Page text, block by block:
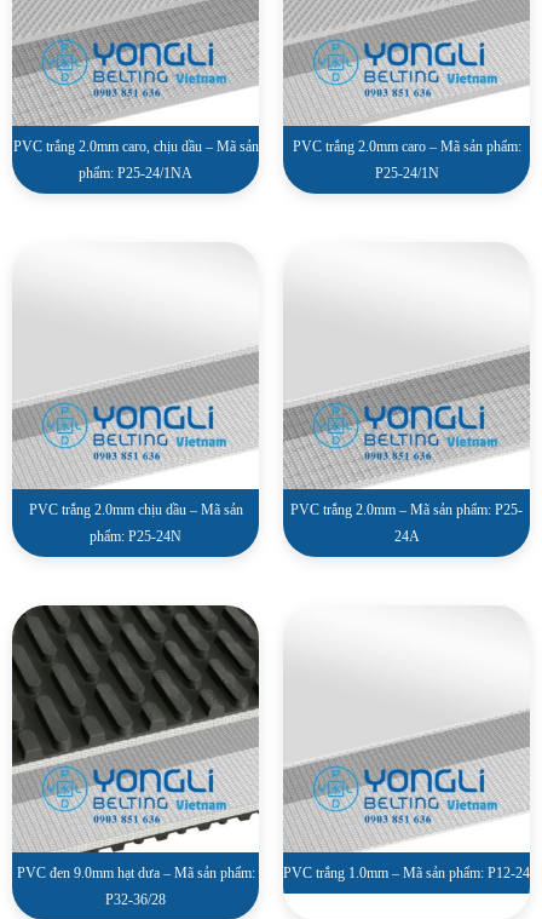
PVC trắng 2.0mm caro, chịu dầu – Mã sản
phẩm: P25-24/1NA
PVC trắng 2.0mm caro – Mã sản phẩm:
P25-24/1N
PVC trắng 2.0mm chịu dầu – Mã sản
phẩm: P25-24N
PVC trắng 2.0mm – Mã sản phẩm: P25-
24A
PVC đen 9.0mm hạt dưa – Mã sản phẩm:
P32-36/28
PVC trắng 1.0mm – Mã sản phẩm: P12-24